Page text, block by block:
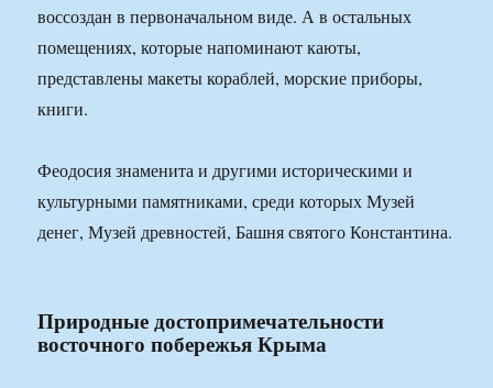
воссоздан в первоначальном виде. А в остальных
помещениях, которые напоминают каюты,
представлены макеты кораблей, морские приборы,
книги.
Феодосия знаменита и другими историческими и
культурными памятниками, среди которых Музей
денег, Музей древностей, Башня святого Константина.
Природные достопримечательности
восточного побережья Крыма